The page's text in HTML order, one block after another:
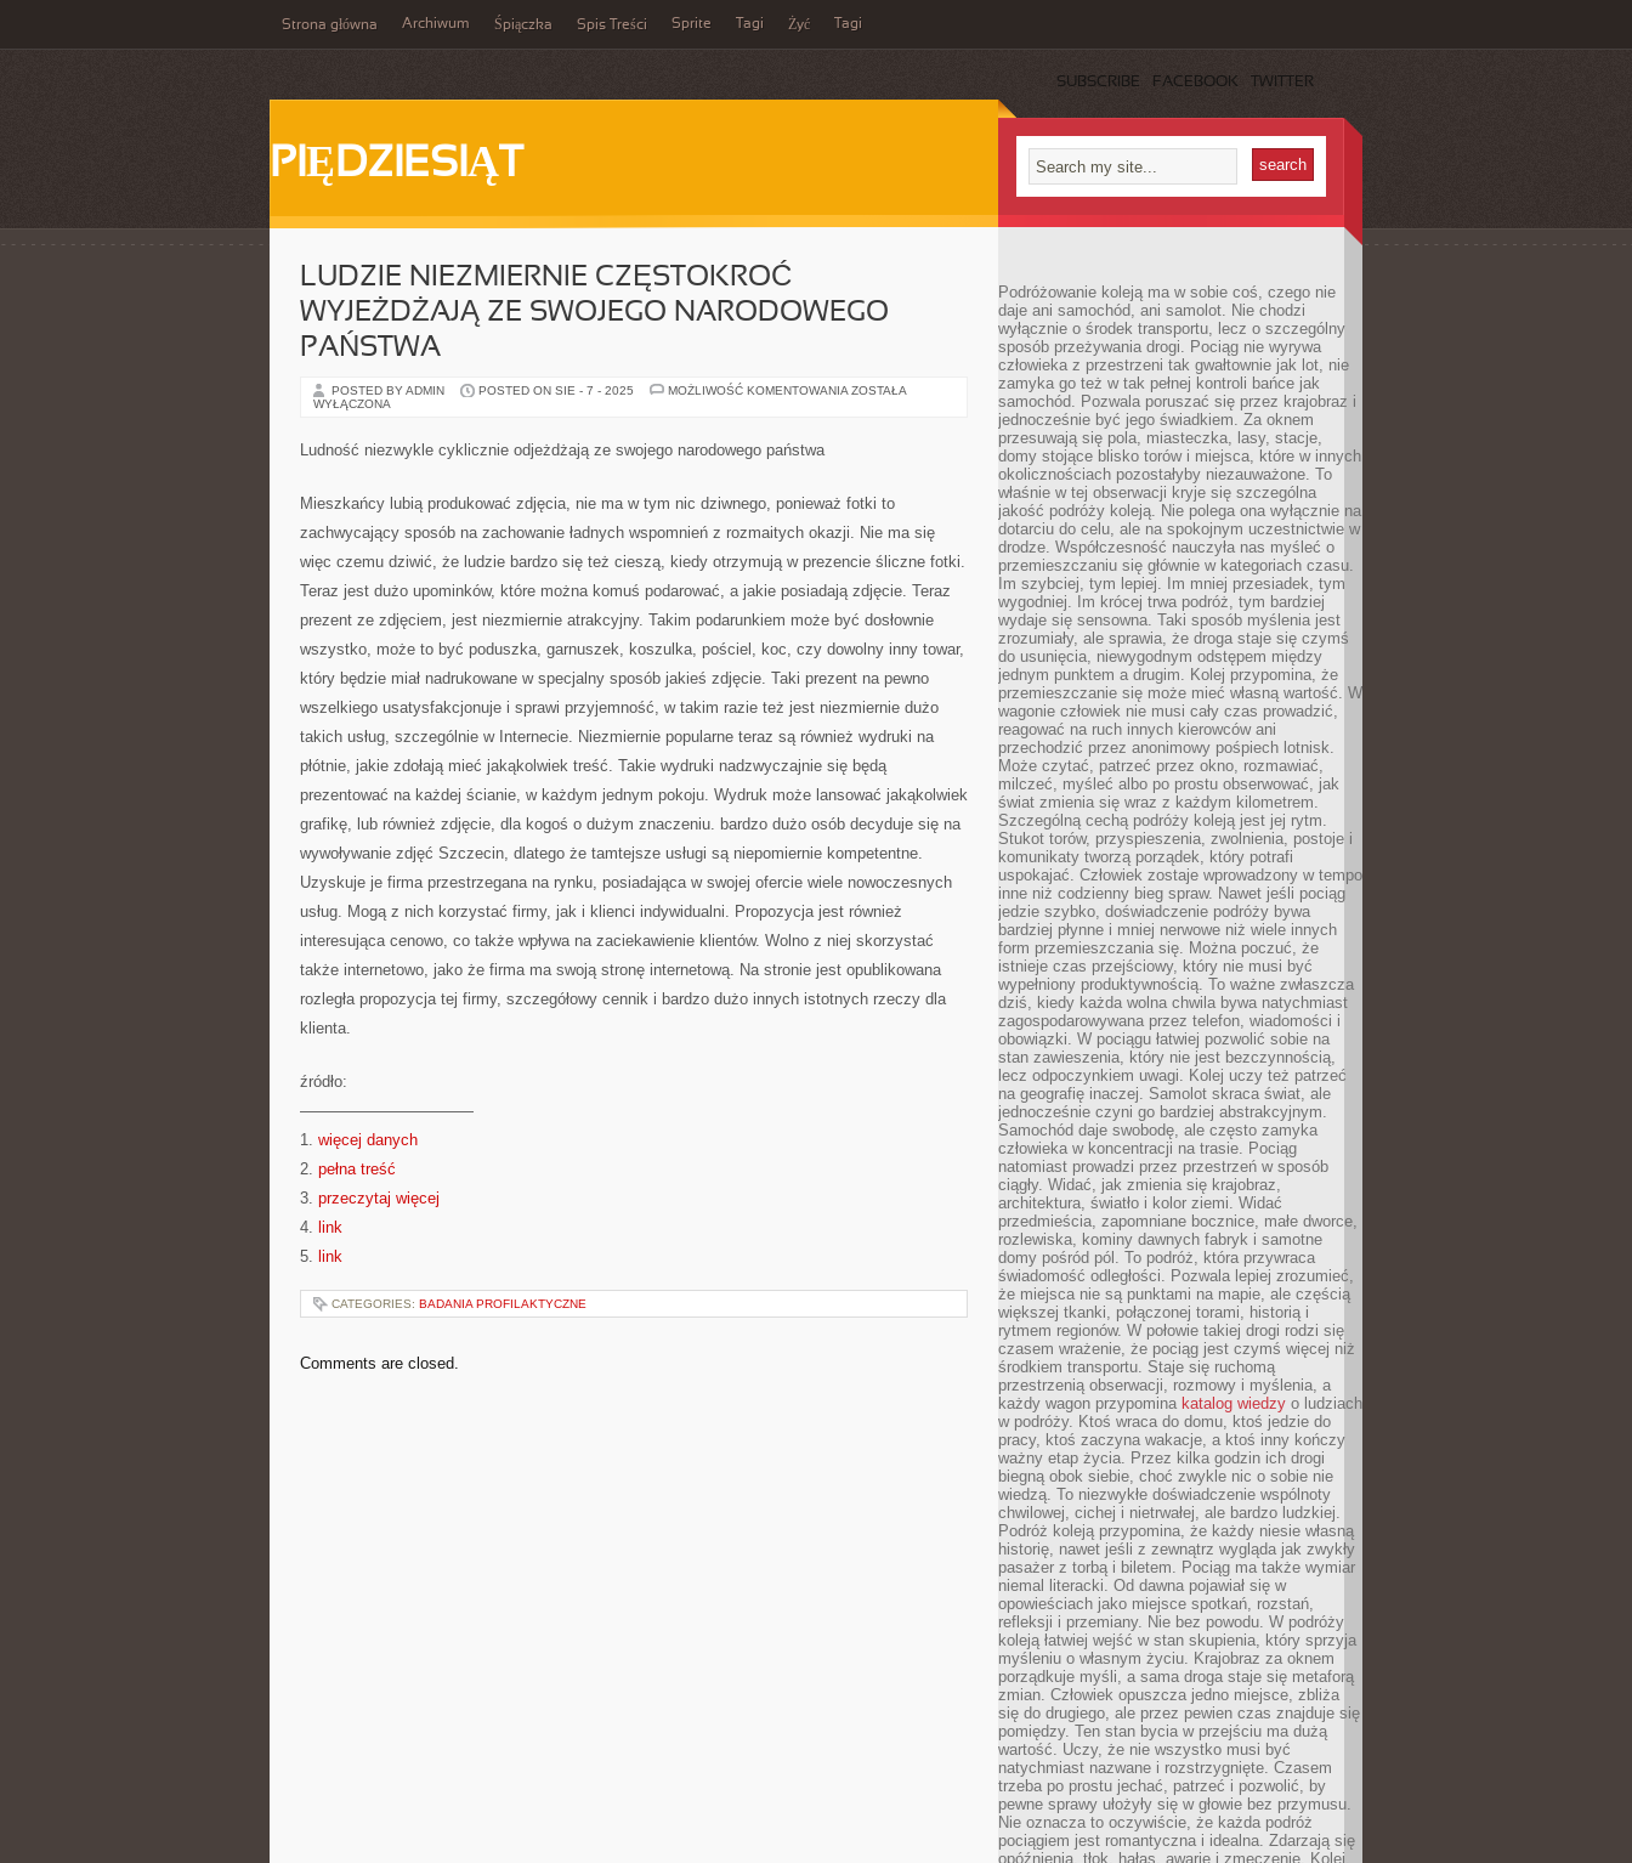
Strona główna Archiwum Śpiączka Spis Treści Sprite Tagi Żyć Tagi
SUBSCRIBE FACEBOOK TWITTER
PIĘDZIESIĄT
LUDZIE NIEZMIERNIE CZĘSTOKROĆ
WYJEŻDŻAJĄ ZE SWOJEGO NARODOWEGO
PAŃSTWA
POSTED BY ADMIN POSTED ON SIE - 7 - 2025 MOŻLIWOŚĆ KOMENTOWANIA LUDZIE
ZOSTAŁA
WYŁĄCZONA
Ludność niezwykle cyklicznie odjeżdżają ze swojego narodowego państwa
Mieszkańcy lubią produkować zdjęcia, nie ma w tym nic dziwnego, ponieważ fotki to
zachwycający sposób na zachowanie ładnych wspomnień z rozmaitych okazji. Nie ma się
więc czemu dziwić, że ludzie bardzo się też cieszą, kiedy otrzymują w prezencie śliczne fotki.
Teraz jest dużo upominków, które można komuś podarować, a jakie posiadają zdjęcie. Teraz
prezent ze zdjęciem, jest niezmiernie atrakcyjny. Takim podarunkiem może być dosłownie
wszystko, może to być poduszka, garnuszek, koszulka, pościel, koc, czy dowolny inny towar,
który będzie miał nadrukowane w specjalny sposób jakieś zdjęcie. Taki prezent na pewno
wszelkiego usatysfakcjonuje i sprawi przyjemność, w takim razie też jest niezmiernie dużo
takich usług, szczególnie w Internecie. Niezmiernie popularne teraz są również wydruki na
płótnie, jakie zdołają mieć jakąkolwiek treść. Takie wydruki nadzwyczajnie się będą
prezentować na każdej ścianie, w każdym jednym pokoju. Wydruk może lansować jakąkolwiek
grafikę, lub również zdjęcie, dla kogoś o dużym znaczeniu. bardzo dużo osób decyduje się na
wywoływanie zdjęć Szczecin, dlatego że tamtejsze usługi są niepomiernie kompetentne.
Uzyskuje je firma przestrzegana na rynku, posiadająca w swojej ofercie wiele nowoczesnych
usług. Mogą z nich korzystać firmy, jak i klienci indywidualni. Propozycja jest również
interesująca cenowo, co także wpływa na zaciekawienie klientów. Wolno z niej skorzystać
także internetowo, jako że firma ma swoją stronę internetową. Na stronie jest opublikowana
rozległa propozycja tej firmy, szczegółowy cennik i bardzo dużo innych istotnych rzeczy dla
klienta.
źródło:
———————————
1. więcej danych
2. pełna treść
3. przeczytaj więcej
4. link
5. link
CATEGORIES: BADANIA PROFILAKTYCZNE
Comments are closed.
Podróżowanie koleją ma w sobie coś, czego nie
daje ani samochód, ani samolot. Nie chodzi
wyłącznie o środek transportu, lecz o szczególny
sposób przeżywania drogi. Pociąg nie wyrywa
człowieka z przestrzeni tak gwałtownie jak lot, nie
zamyka go też w tak pełnej kontroli bańce jak
samochód. Pozwala poruszać się przez krajobraz i
jednocześnie być jego świadkiem. Za oknem
przesuwają się pola, miasteczka, lasy, stacje,
domy stojące blisko torów i miejsca, które w innych
okolicznościach pozostałyby niezauważone. To
właśnie w tej obserwacji kryje się szczególna
jakość podróży koleją. Nie polega ona wyłącznie na
dotarciu do celu, ale na spokojnym uczestnictwie w
drodze. Współczesność nauczyła nas myśleć o
przemieszczaniu się głównie w kategoriach czasu.
Im szybciej, tym lepiej. Im mniej przesiadek, tym
wygodniej. Im krócej trwa podróż, tym bardziej
wydaje się sensowna. Taki sposób myślenia jest
zrozumiały, ale sprawia, że droga staje się czymś
do usunięcia, niewygodnym odstępem między
jednym punktem a drugim. Kolej przypomina, że
przemieszczanie się może mieć własną wartość. W
wagonie człowiek nie musi cały czas prowadzić,
reagować na ruch innych kierowców ani
przechodzić przez anonimowy pośpiech lotnisk.
Może czytać, patrzeć przez okno, rozmawiać,
milczeć, myśleć albo po prostu obserwować, jak
świat zmienia się wraz z każdym kilometrem.
Szczególną cechą podróży koleją jest jej rytm.
Stukot torów, przyspieszenia, zwolnienia, postoje i
komunikaty tworzą porządek, który potrafi
uspokajać. Człowiek zostaje wprowadzony w tempo
inne niż codzienny bieg spraw. Nawet jeśli pociąg
jedzie szybko, doświadczenie podróży bywa
bardziej płynne i mniej nerwowe niż wiele innych
form przemieszczania się. Można poczuć, że
istnieje czas przejściowy, który nie musi być
wypełniony produktywnością. To ważne zwłaszcza
dziś, kiedy każda wolna chwila bywa natychmiast
zagospodarowywana przez telefon, wiadomości i
obowiązki. W pociągu łatwiej pozwolić sobie na
stan zawieszenia, który nie jest bezczynnością,
lecz odpoczynkiem uwagi. Kolej uczy też patrzeć
na geografię inaczej. Samolot skraca świat, ale
jednocześnie czyni go bardziej abstrakcyjnym.
Samochód daje swobodę, ale często zamyka
człowieka w koncentracji na trasie. Pociąg
natomiast prowadzi przez przestrzeń w sposób
ciągły. Widać, jak zmienia się krajobraz,
architektura, światło i kolor ziemi. Widać
przedmieścia, zapomniane bocznice, małe dworce,
rozlewiska, kominy dawnych fabryk i samotne
domy pośród pól. To podróż, która przywraca
świadomość odległości. Pozwala lepiej zrozumieć,
że miejsca nie są punktami na mapie, ale częścią
większej tkanki, połączonej torami, historią i
rytmem regionów. W połowie takiej drogi rodzi się
czasem wrażenie, że pociąg jest czymś więcej niż
środkiem transportu. Staje się ruchomą
przestrzenią obserwacji, rozmowy i myślenia, a
każdy wagon przypomina katalog wiedzy o ludziach
w podróży. Ktoś wraca do domu, ktoś jedzie do
pracy, ktoś zaczyna wakacje, a ktoś inny kończy
ważny etap życia. Przez kilka godzin ich drogi
biegną obok siebie, choć zwykle nic o sobie nie
wiedzą. To niezwykłe doświadczenie wspólnoty
chwilowej, cichej i nietrwałej, ale bardzo ludzkiej.
Podróż koleją przypomina, że każdy niesie własną
historię, nawet jeśli z zewnątrz wygląda jak zwykły
pasażer z torbą i biletem. Pociąg ma także wymiar
niemal literacki. Od dawna pojawiał się w
opowieściach jako miejsce spotkań, rozstań,
refleksji i przemiany. Nie bez powodu. W podróży
koleją łatwiej wejść w stan skupienia, który sprzyja
myśleniu o własnym życiu. Krajobraz za oknem
porządkuje myśli, a sama droga staje się metaforą
zmian. Człowiek opuszcza jedno miejsce, zbliża
się do drugiego, ale przez pewien czas znajduje się
pomiędzy. Ten stan bycia w przejściu ma dużą
wartość. Uczy, że nie wszystko musi być
natychmiast nazwane i rozstrzygnięte. Czasem
trzeba po prostu jechać, patrzeć i pozwolić, by
pewne sprawy ułożyły się w głowie bez przymusu.
Nie oznacza to oczywiście, że każda podróż
pociągiem jest romantyczna i idealna. Zdarzają się
opóźnienia, tłok, hałas, awarie i zmęczenie. Kolej,